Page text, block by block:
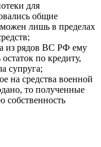
для
общие
лишь в пределах
из рядов ВС РФ ему
по кредиту,
супруга;
на средства военной
то полученные
собственность